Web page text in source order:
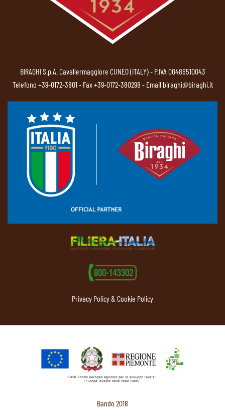
BIRAGHI S.p.A. Cavallermaggiore CUNEO (ITALY) - P.IVA 00486510043
Telefono +39-0172-3801- Fax +39-0172-380298 - Email biraghi@biraghi.it
Privacy Policy & Cookie Policy
Bando 2018